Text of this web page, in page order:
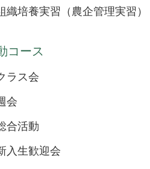
織培養実習（農企管理実習）
コース
ラス会
会
合活動
入生歓迎会